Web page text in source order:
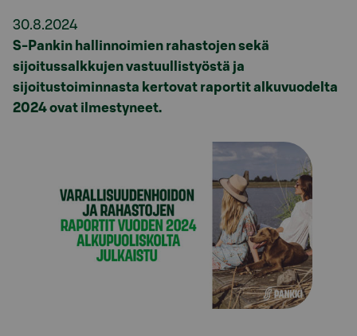
30.8.2024
S-Pankin hallinnoimien rahastojen sekä
sijoitussalkkujen vastuullistyöstä ja
sijoitustoiminnasta kertovat raportit alkuvuodelta
2024 ovat ilmestyneet.